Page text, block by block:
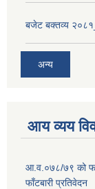
बजेट बक्तव्य
अन्य
आय व्यय
आ.व.०७८/७९ को
फाँटबारी प्रतिवेदन